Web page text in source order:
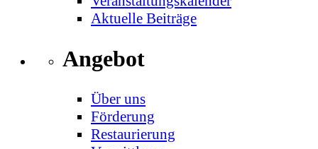
Aktuelle Beiträge
Angebot
Über uns
Förderung
Restaurierung